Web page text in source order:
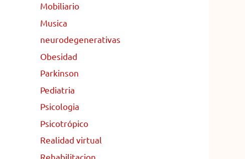
Mobiliario
Musica
neurodegenerativas
Obesidad
Parkinson
Pediatria
Psicologia
Psicotrópico
Realidad virtual
Rehabilitacion